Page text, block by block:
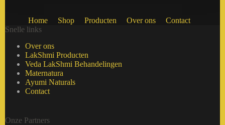
Home Shop Producten Over ons
Contact
Snelle links
Over ons
LakShmi Producten
Veda LakShmi Behandelingen
Maternatura
Ayumi Naturals
Contact
Onze Partners